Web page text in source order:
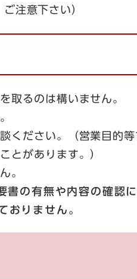
注意下さい）
取るのは構いません。
ください。（営業目的
とがあります。）
。
の有無や内容の確認
おりません。